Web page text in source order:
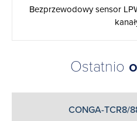
Bezprzewodowy sensor
Ostatnio
CONGA-TCR8/